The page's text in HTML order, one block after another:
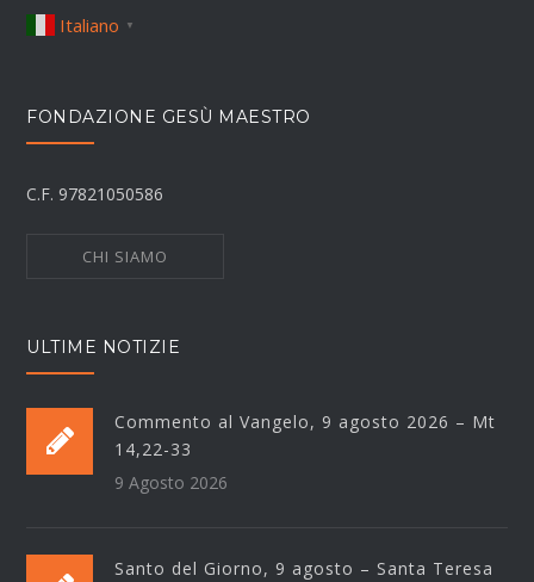
Italiano ▼
FONDAZIONE GESÙ MAESTRO
C.F. 97821050586
CHI SIAMO
ULTIME NOTIZIE
Commento al Vangelo, 9 agosto 2026 – Mt
14,22-33
9 Agosto 2026
Santo del Giorno, 9 agosto – Santa Teresa